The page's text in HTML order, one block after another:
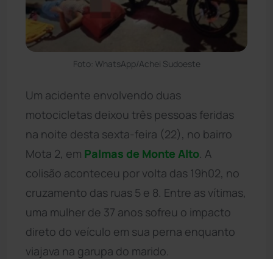
Foto: WhatsApp/Achei Sudoeste
Um acidente envolvendo duas
motocicletas deixou três pessoas feridas
na noite desta sexta-feira (22), no bairro
Mota 2, em Palmas de Monte Alto . A
colisão aconteceu por volta das 19h02, no
cruzamento das ruas 5 e 8. Entre as vítimas,
uma mulher de 37 anos sofreu o impacto
direto do veículo em sua perna enquanto
viajava na garupa do marido.